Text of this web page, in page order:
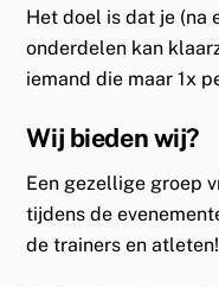
Het doel is dat je (na
onderdelen kan
iemand die maar 1x
Wij bieden wij?
Een gezellige groep
tijdens de
de trainers en atleten!